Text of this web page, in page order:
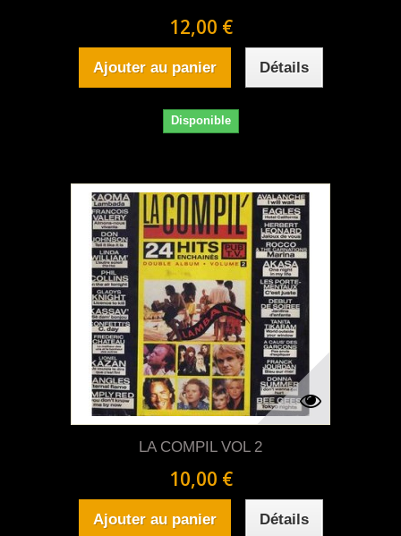
12,00 €
Ajouter au panier Détails
Disponible
LA COMPIL VOL 2
10,00 €
Ajouter au panier Détails